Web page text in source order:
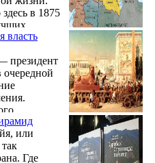
в 1875
году по
оно было
власть
президент
в
ложь.
или
Где